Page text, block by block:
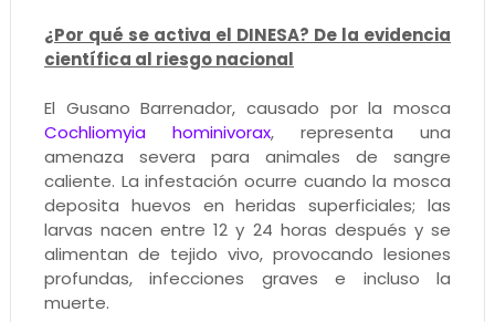
¿Por qué se activa el DINESA? De la evidencia
científica al riesgo nacional
El Gusano Barrenador, causado por la mosca
Cochliomyia hominivorax, representa una
amenaza severa para animales de sangre
caliente. La infestación ocurre cuando la mosca
deposita huevos en heridas superficiales; las
larvas nacen entre 12 y 24 horas después y se
alimentan de tejido vivo, provocando lesiones
profundas, infecciones graves e incluso la
muerte.